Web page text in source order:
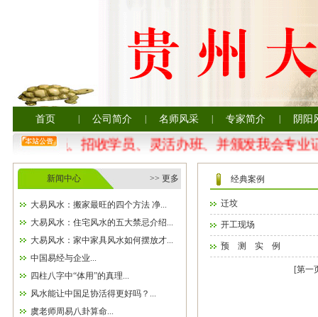
首页 公司简介 名师风采 专家简介 阴阳
发展会员、招收学员、灵活办班、并颁发我会专
新闻中心 >> 更多
大易风水：搬家最旺的四个方法 净...
大易风水：住宅风水的五大禁忌介绍...
大易风水：家中家具风水如何摆放才...
中国易经与企业...
四柱八字中“体用”的真理...
风水能让中国足协活得更好吗？...
虞老师周易八卦算命...
经典案例
迁坟
开工现场
预 测 实 例
[第一